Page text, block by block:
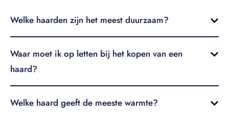
Welke haarden zijn het meest duurzaam?
Waar moet ik op letten bij het kopen van een
haard?
Welke haard geeft de meeste warmte?